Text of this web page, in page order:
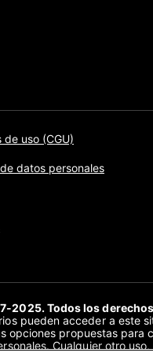
uso (CGU)
datos personales
2025. Todos los derechos
pueden acceder a este
opciones propuestas para
Cualquier otro uso,